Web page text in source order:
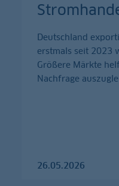
Deutschland
erstmals seit 2023
Größere Märkte
Nachfrage
26.05.2026